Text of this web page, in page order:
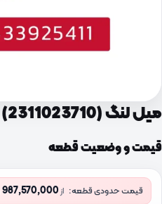
میل لنگ (2311023710)
قیمت و وضعیت قطعه
قیمت حدودی قطعه: از987,570,000